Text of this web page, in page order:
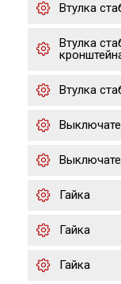
Втулка
Втулка
Втулка
Гайка
Гайка
Гайка